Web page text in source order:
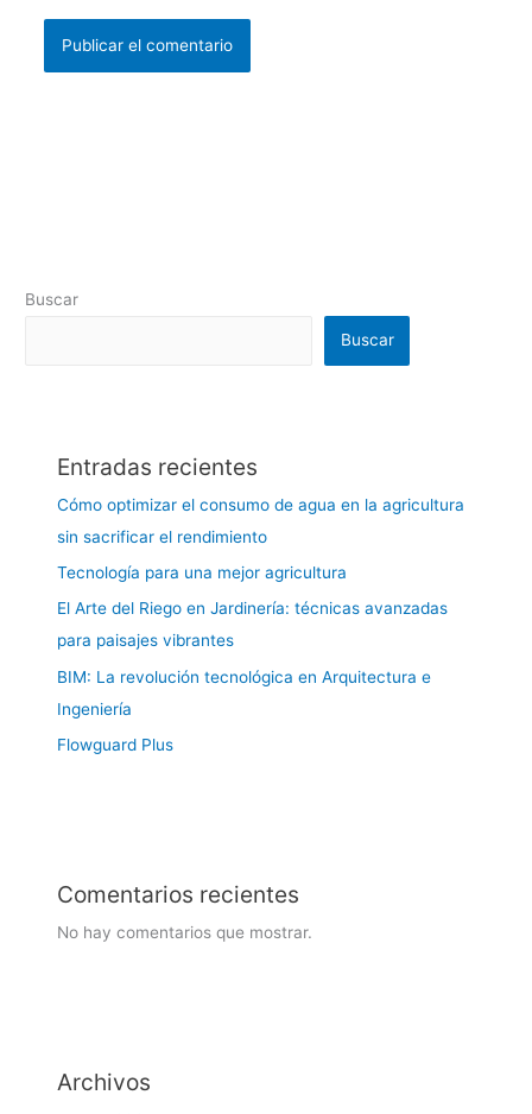
Buscar
Buscar
Entradas recientes
Cómo optimizar el consumo de agua en la agricultura
sin sacrificar el rendimiento
Tecnología para una mejor agricultura
El Arte del Riego en Jardinería: técnicas avanzadas
para paisajes vibrantes
BIM: La revolución tecnológica en Arquitectura e
Ingeniería
Flowguard Plus
Comentarios recientes
No hay comentarios que mostrar.
Archivos